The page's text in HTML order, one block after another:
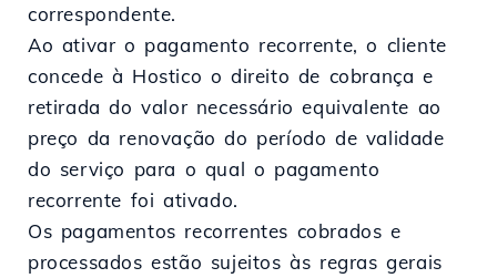
correspondente.
Ao ativar o pagamento recorrente, o cliente
concede à Hostico o direito de cobrança e
retirada do valor necessário equivalente ao
preço da renovação do período de validade
do serviço para o qual o pagamento
recorrente foi ativado.
Os pagamentos recorrentes cobrados e
processados estão sujeitos às regras gerais